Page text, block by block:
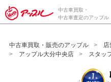
/*ABテスト_新規査定フォー
中古車買取・
中古車査定のアップル
中古車買取・販売のアップル 店
アップル大分中央店
スタッ